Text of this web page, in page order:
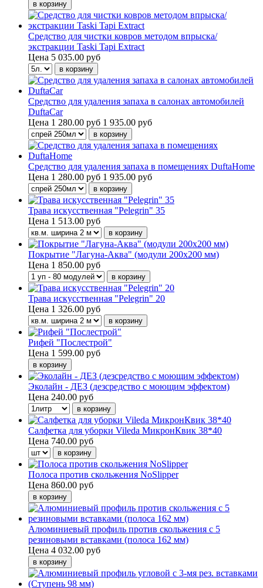
Средство для чистки ковров методом впрыска/
экстракции Taski Tapi Extract
Цена 5 035.00 руб
Средство для удаления запаха в салонах автомобилей
DuftaCar
Цена 1 280.00 руб 1 935.00 руб
Средство для удаления запаха в помещениях DuftaHome
Цена 1 280.00 руб 1 935.00 руб
Трава искусственная "Pelegrin" 35
Цена 1 513.00 руб
Покрытие "Лагуна-Аква" (модули 200х200 мм)
Цена 1 850.00 руб
Трава искусственная "Pelegrin" 20
Цена 1 326.00 руб
Рифей "Послестрой"
Цена 1 599.00 руб
Эколайн - ДЕЗ (дезсредство с моющим эффектом)
Цена 240.00 руб
Салфетка для уборки Vileda МикронКвик 38*40
Цена 740.00 руб
Полоса против скольжения NoSlipper
Цена 860.00 руб
Алюминиевый профиль против скольжения с 5
резиновыми вставками (полоса 162 мм)
Цена 4 032.00 руб